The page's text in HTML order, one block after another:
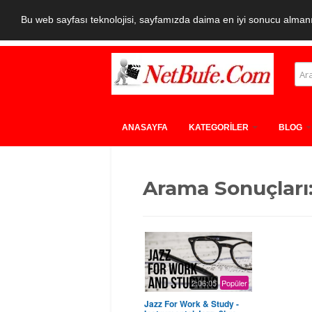
Bu web sayfası teknolojisi, sayfamızda daima en iyi sonucu
ANASAYFA KATEGORİLER BLOG
Arama
2:06:05 Popüler
Jazz For Work & Study -